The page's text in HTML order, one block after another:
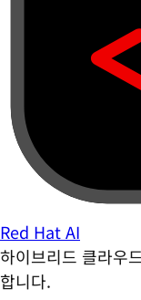
Red Hat AI
하이브리드 클라우
합니다.